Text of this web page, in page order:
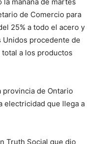
de Comercio para
25% a todo el acero y
Unidos procedente de
total a los productos
provincia de Ontario
electricidad que llega a
Truth Social que dio